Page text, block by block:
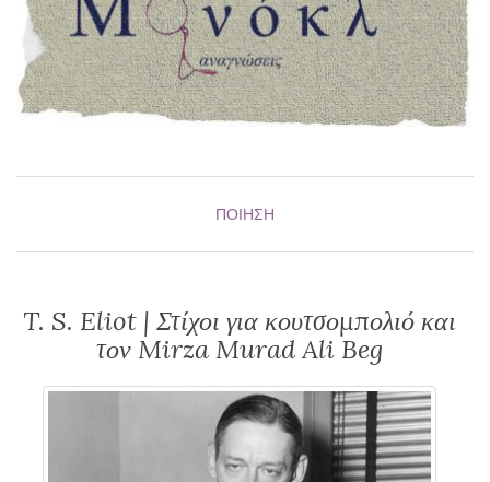
ΠΟΊΗΣΗ
T. S. Eliot | Στίχοι για κουτσομπολιό και
τον Mirza Murad Ali Beg